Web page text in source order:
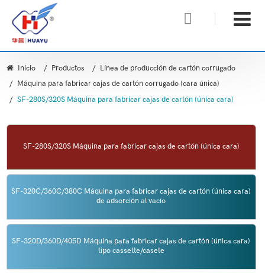

Inicio Productos
Línea de producción de cartón corrugado
Máquina para fabricar cajas de cartón corrugado (cara única)
SF-280S/320S Máquina para fabricar cajas de cartón (única cara)
SF-280S/320S Máquina para fabricar cajas de cartón (única cara)
SF-320C/360C/380C Máquina para fabricar cajas de cartón (única cara)
de adsorción al vacío
SF-320D/360D/405D Máquina para fabricar cajas de cartón (única cara)
tipo cassette/casete